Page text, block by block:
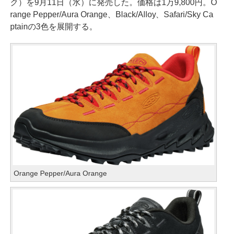
ク）を9月11日（水）に発売した。価格は1万9,800円。O
range Pepper/Aura Orange、Black/Alloy、Safari/Sky Ca
ptainの3色を展開する。
Orange Pepper/Aura Orange